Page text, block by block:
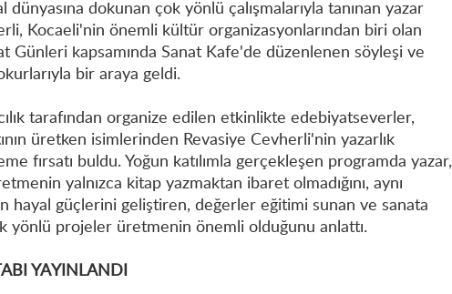
dünyasına dokunan çok yönlü çalışmalarıyla tanınan yazar
Kocaeli'nin önemli kültür organizasyonlarından biri olan
Günleri kapsamında Sanat Kafe'de düzenlenen söyleşi ve
bir araya geldi.
tarafından organize edilen etkinlikte edebiyatseverler,
üretken isimlerinden Revasiye Cevherli'nin yazarlık
fırsatı buldu. Yoğun katılımla gerçekleşen programda yazar,
yalnızca kitap yazmaktan ibaret olmadığını, aynı
hayal güçlerini geliştiren, değerler eğitimi sunan ve sanata
yönlü projeler üretmenin önemli olduğunu anlattı.
YAYINLANDI